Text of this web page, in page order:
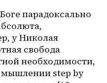
парадоксально
у Николая
свобода
необходимости,
мышлении step by